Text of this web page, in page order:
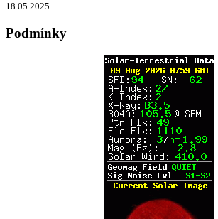
18.05.2025
Podmínky